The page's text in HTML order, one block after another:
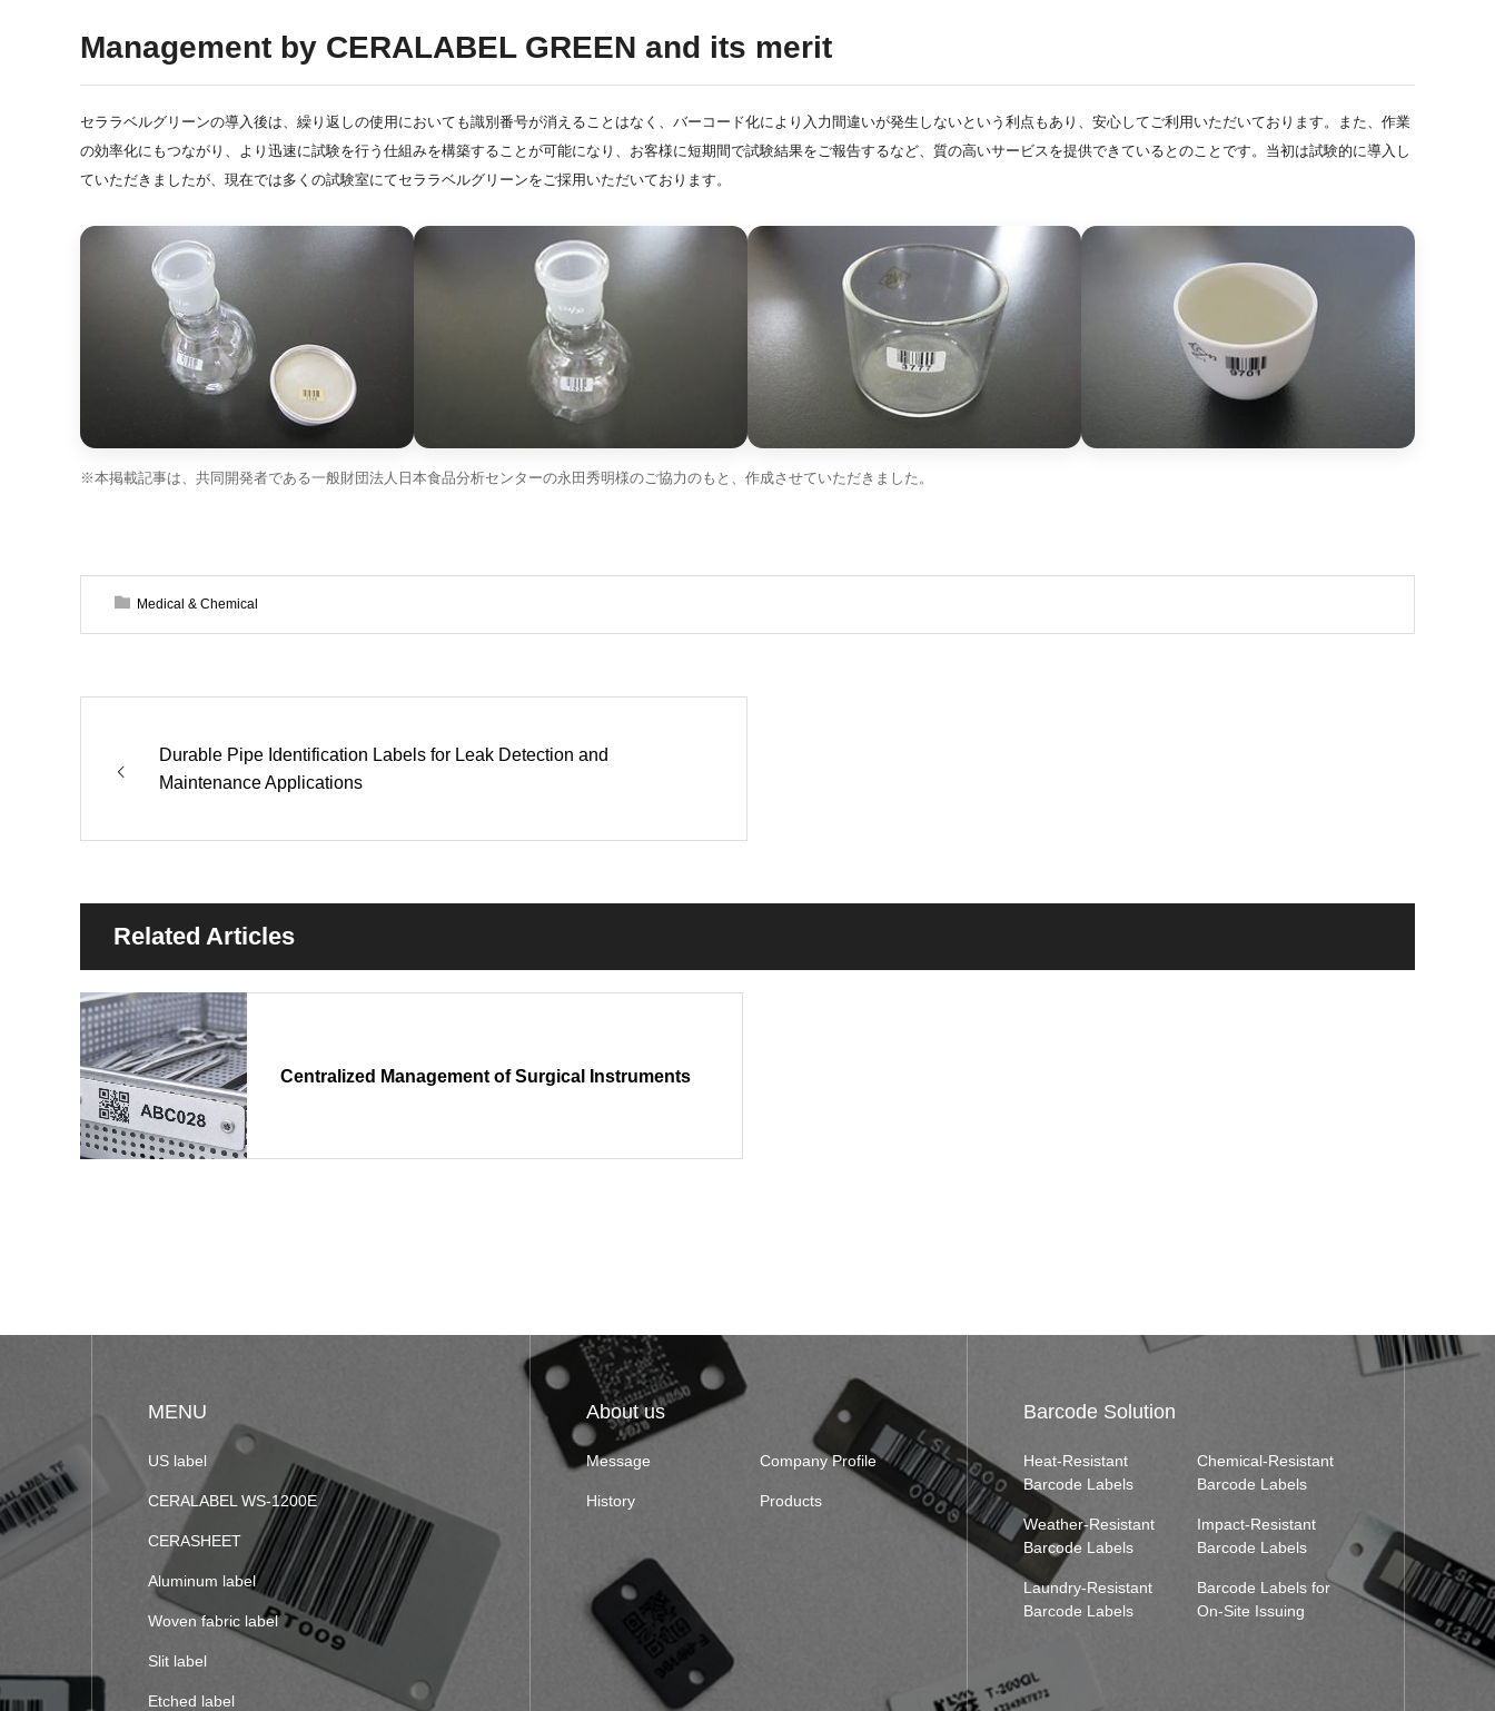
Management by CERALABEL GREEN and its merit
セララベルグリーンの導入後は、繰り返しの使用においても識別番号が消えることはなく、バーコード化により入力間違いが発生しないという利点もあり、安心してご利用いただいております。また、作業
の効率化にもつながり、より迅速に試験を行う仕組みを構築することが可能になり、お客様に短期間で試験結果をご報告するなど、質の高いサービスを提供できているとのことです。当初は試験的に導入し
ていただきましたが、現在では多くの試験室にてセララベルグリーンをご採用いただいております。
※本掲載記事は、共同開発者である一般財団法人日本食品分析センターの永田秀明様のご協力のもと、作成させていただきました。
Medical & Chemical
Durable Pipe Identification Labels for Leak Detection and
Maintenance Applications
Related Articles
Centralized Management of Surgical Instruments
MENU
US label
CERALABEL WS-1200E
CERASHEET
Aluminum label
Woven fabric label
Slit label
Etched label
About us
Message Company Profile
History Products
Barcode Solution
Heat-Resistant
Barcode Labels
Chemical-Resistant
Barcode Labels
Weather-Resistant
Barcode Labels
Impact-Resistant
Barcode Labels
Laundry-Resistant
Barcode Labels
Barcode Labels for
On-Site Issuing